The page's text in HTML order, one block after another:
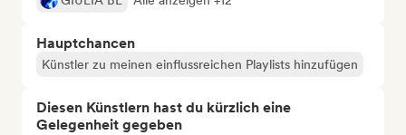
Hauptchancen
Künstler zu meinen einflussreichen Playlists hinzufügen
Diesen Künstlern hast du kürzlich eine
Gelegenheit gegeben